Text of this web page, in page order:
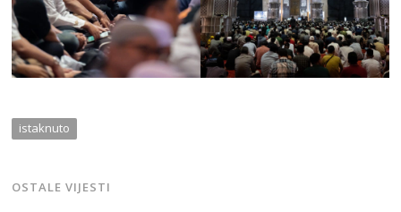
istaknuto
OSTALE VIJESTI